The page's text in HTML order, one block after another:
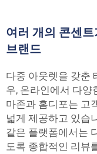
여러 개의 콘센
브랜드
다중 아웃렛을 갖춘
우, 온라인에서 다양
마존과 홈디포는 고
넓게 제공하고 있습
같은 플랫폼에서는
도록 종합적인 리뷰